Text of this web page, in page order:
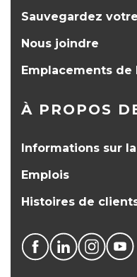
Sauvegardez
Nous joindre
Emplacements de
À PROPOS
Informations sur
Emplois
Histoires de